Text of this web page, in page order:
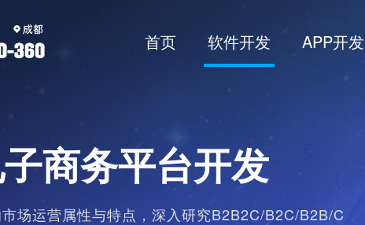
首页 软件开发 APP开发
商务平台开发
场运营属性与特点，深入研究B2B2C/B2C/B2B/C